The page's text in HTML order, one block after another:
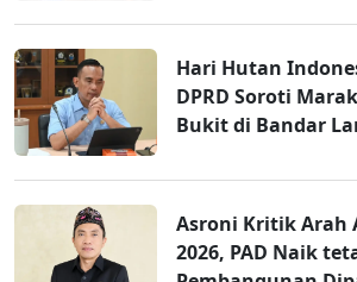
Hari Hutan
DPRD Soroti
Bukit di Bandar
Asroni Kritik Arah
2026, PAD Naik